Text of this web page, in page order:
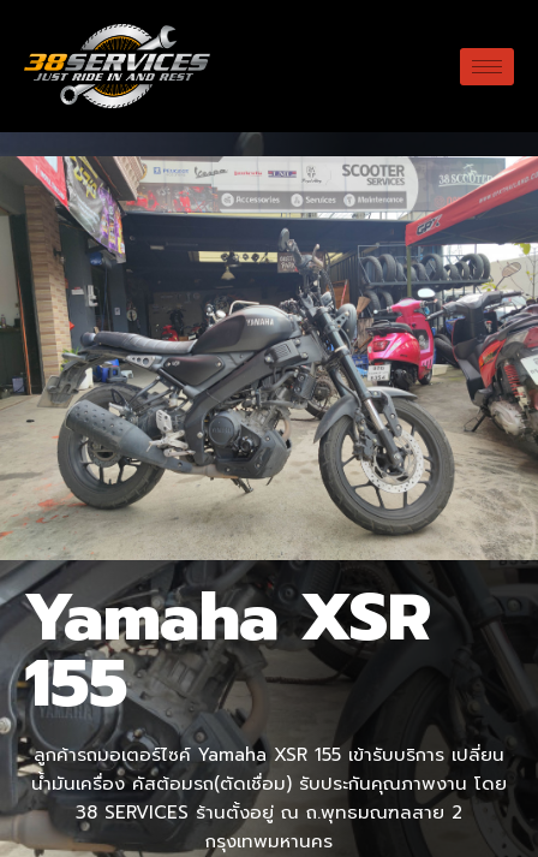
Yamaha XSR
155
ลูกค้ารถมอเตอร์ไซค์ Yamaha XSR 155 เข้ารับบริการ เปลี่ยน
น้ำมันเครื่อง คัสต้อมรถ(ตัดเชื่อม) รับประกันคุณภาพงาน โดย
38 SERVICES ร้านตั้งอยู่ ณ ถ.พุทธมณฑลสาย 2
กรุงเทพมหานคร